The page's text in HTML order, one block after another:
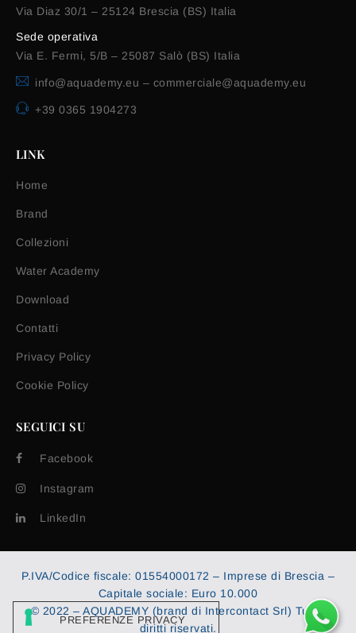
Via Diaz 30/1 – 25124 Brescia (BS) Italia
Sede operativa
Via E. Fermi, 5/B – 25087 Salò (BS) Italia
info@aquademy.eu – commerciale@aquademy.eu
+39 0365 1904273
LINK
Home
Brand
Collezioni
Water Academy
Download
Contatti
Privacy Policy
Cookie Policy
SEGUICI SU
Facebook
Instagram
LinkedIn
P.IVA/Codice fiscale: 01554000172 – Imprese di Brescia –
Capitale sociale: Euro 10.000
© 2022 – AQUADEMY (brand di Intercontact Srl) Tutti i
diritti riservati.